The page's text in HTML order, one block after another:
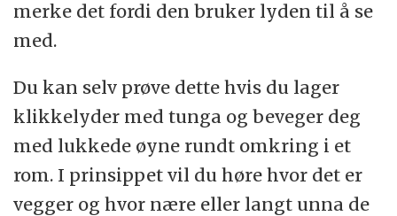
merke det fordi den bruker lyden til å se
med.
Du kan selv prøve dette hvis du lager
klikkelyder med tunga og beveger deg
med lukkede øyne rundt omkring i et
rom. I prinsippet vil du høre hvor det er
vegger og hvor nære eller langt unna de